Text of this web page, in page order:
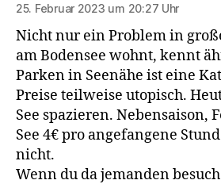
25. Februar 2023 um 20:27 Uhr
Nicht nur ein Problem in
am Bodensee wohnt, kennt
Parken in Seenähe ist eine
Preise teilweise utopisch.
See spazieren. Nebensaison,
See 4€ pro angefangene
nicht.
Wenn du da jemanden